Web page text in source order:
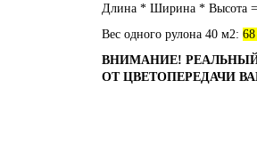
Длина * Ширина * Высота
Вес одного рулона 40 м2:
ВНИМАНИЕ!
ОТ ЦВЕТОПЕРЕДАЧИ